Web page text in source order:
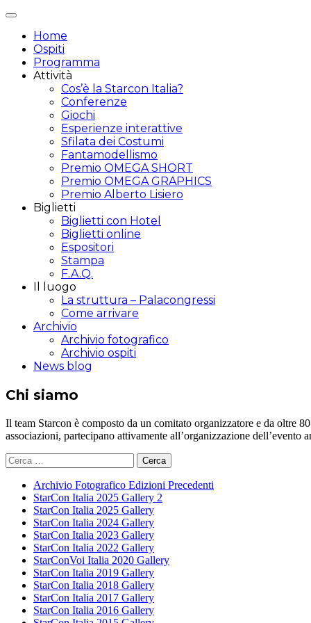
Attiva/disattiva
navigazione
Home
Ospiti
Programma
Attività
Cos’è la Starcon Italia?
Conferenze
Giochi
Esperienze interattive
Sfilata dei Costumi
Fantamodellismo
Premio OMEGA SHORT
Premio OMEGA GRAPHICS
Premio Alberto Lisiero
Biglietti
Biglietti con Hotel
Biglietti online
Espositori
Stampa
F.A.Q.
Il luogo
La struttura – Palacongressi
Come arrivare
Archivio
Archivio fotografico
Archivio ospiti
News blog
Chi siamo
Il team Starcon è composto da un comitato organizzatore e da oltre
associazioni, partecipano attivamente all’organizzazione
Ricerca
per:
Archivio Fotografico Edizioni Precedenti
StarCon Italia 2025 Gallery 2
StarCon Italia 2025 Gallery
StarCon Italia 2024 Gallery
StarCon Italia 2023 Gallery
StarCon Italia 2022 Gallery
StarConVoi Italia 2020 Gallery
StarCon Italia 2019 Gallery
StarCon Italia 2018 Gallery
StarCon Italia 2017 Gallery
StarCon Italia 2016 Gallery